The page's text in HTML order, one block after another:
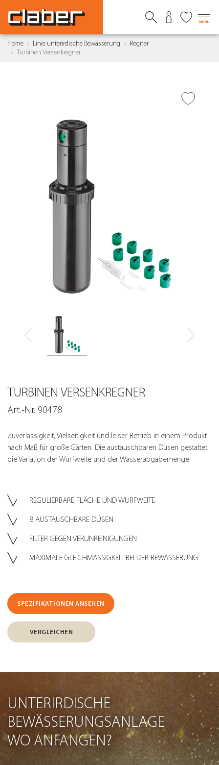
MENU
Home Linie unterirdische Bewässerung
Regner
Turbinen Versenkregner
TURBINEN VERSENKREGNER
Art.-Nr. 90478
Zuverlässigkeit, Vielseitigkeit und leiser Betrieb in einem Produkt
nach Maß für große Gärten. Die austauschbaren Düsen gestattet
die Variation der Wurfweite und der Wasserabgabemenge.
REGULIERBARE FLÄCHE UND WURFWEITE
8 AUSTAUSCHBARE DÜSEN
FILTER GEGEN VERUNREINIGUNGEN
MAXIMALE GLEICHMÄSSIGKEIT BEI DER BEWÄSSERUNG
SPEZIFIKATIONEN ANSEHEN
VERGLEICHEN
UNTERIRDISCHE
BEWÄSSERUNGSANLAGE
WO ANFANGEN?